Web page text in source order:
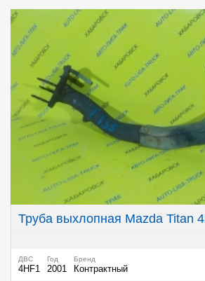
Труба выхлопная Mazda Titan
ДВС
4HF1
Год
2001
Бренд
Контрактный